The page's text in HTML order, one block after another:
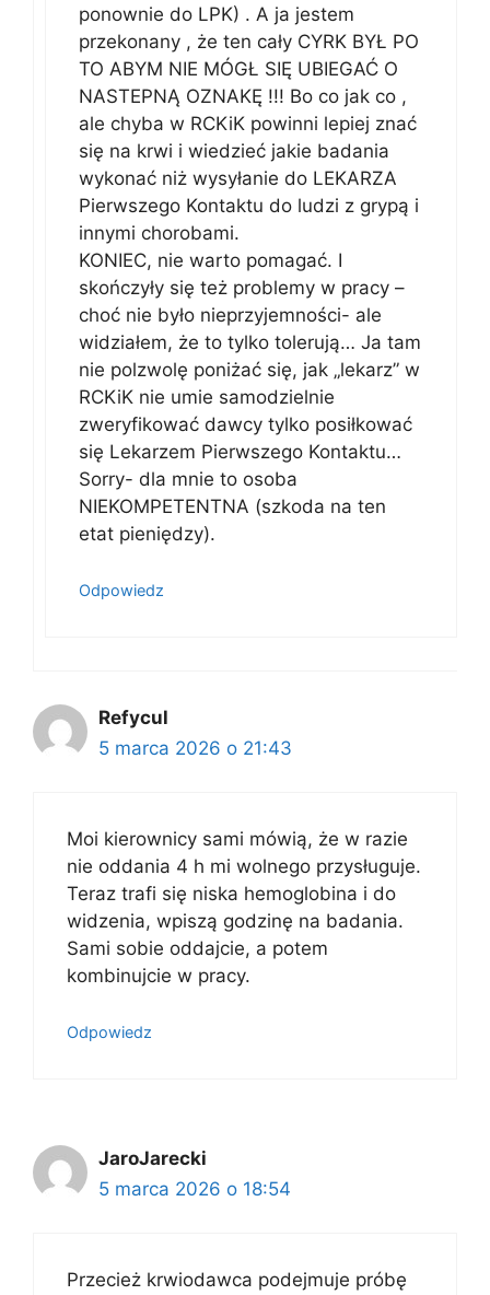
ponownie do LPK) . A ja jestem
przekonany , że ten cały CYRK BYŁ PO
TO ABYM NIE MÓGŁ SIĘ UBIEGAĆ O
NASTEPNĄ OZNAKĘ !!! Bo co jak co ,
ale chyba w RCKiK powinni lepiej znać
się na krwi i wiedzieć jakie badania
wykonać niż wysyłanie do LEKARZA
Pierwszego Kontaktu do ludzi z grypą i
innymi chorobami.
KONIEC, nie warto pomagać. I
skończyły się też problemy w pracy –
choć nie było nieprzyjemności- ale
widziałem, że to tylko tolerują… Ja tam
nie polzwolę poniżać się, jak „lekarz” w
RCKiK nie umie samodzielnie
zweryfikować dawcy tylko posiłkować
się Lekarzem Pierwszego Kontaktu…
Sorry- dla mnie to osoba
NIEKOMPETENTNA (szkoda na ten
etat pieniędzy).
Odpowiedz
Refycul
5 marca 2026 o 21:43
Moi kierownicy sami mówią, że w razie
nie oddania 4 h mi wolnego przysługuje.
Teraz trafi się niska hemoglobina i do
widzenia, wpiszą godzinę na badania.
Sami sobie oddajcie, a potem
kombinujcie w pracy.
Odpowiedz
JaroJarecki
5 marca 2026 o 18:54
Przecież krwiodawca podejmuje próbę